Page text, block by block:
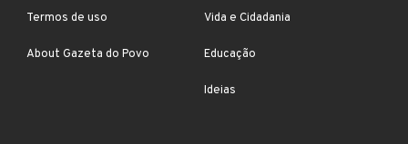
Termos de uso
About Gazeta do Povo
Vida e Cidadania
Educação
Ideias